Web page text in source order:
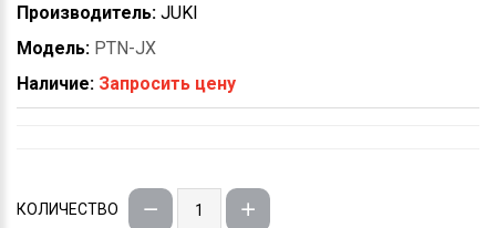
Производитель: JUKI
Модель: PTN-JX
Наличие: Запросить цену
КОЛИЧЕСТВО